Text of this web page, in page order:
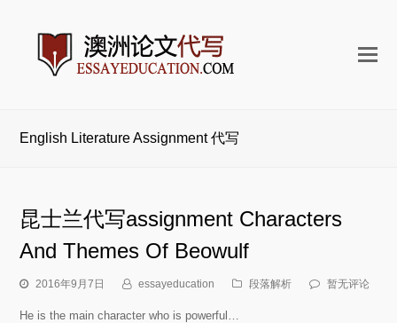
打
English Literature Assignment 代写
昆士兰代写assignment Characters
And Themes Of Beowulf
2016年9月7日 essayeducation 段落解析 暂无评论
He is the main character who is powerful…